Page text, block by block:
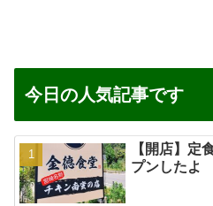
今日の人気記事です
【開店】定
プンしたよ